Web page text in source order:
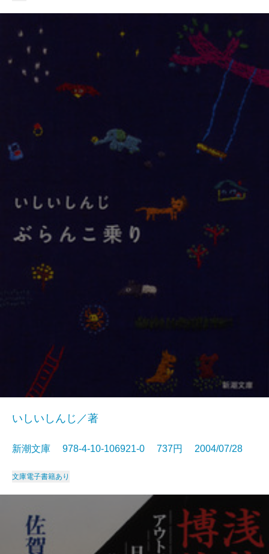
いしいしんじ／著
新潮文庫 978-4-10-106921-0 737円 2004/07/28
文庫電子書籍あり